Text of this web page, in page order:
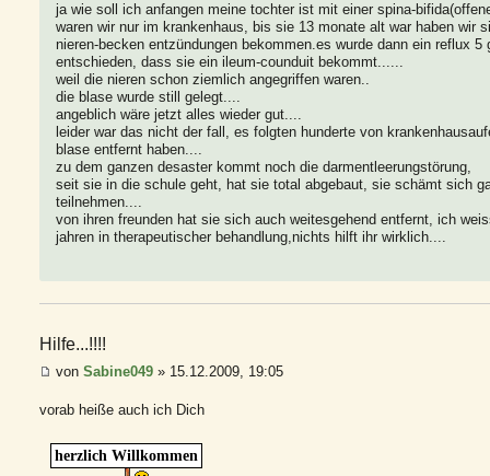
ja wie soll ich anfangen meine tochter ist mit einer spina-
waren wir nur im krankenhaus, bis sie 13 monate alt war haben wir
nieren-becken entzündungen bekommen.es wurde dann ein reflux
entschieden, dass sie ein ileum-counduit bekommt......
weil die nieren schon ziemlich angegriffen waren..
die blase wurde still gelegt....
angeblich wäre jetzt alles wieder gut....
leider war das nicht der fall, es folgten hunderte von
blase entfernt haben....
zu dem ganzen desaster kommt noch die darmentleerungstörung,
seit sie in die schule geht, hat sie total abgebaut, sie schämt sich
teilnehmen....
von ihren freunden hat sie sich auch weitesgehend entfernt, ich
jahren in therapeutischer behandlung,nichts hilft ihr wirklich....
Hilfe...!!!!
von Sabine049 » 15.12.2009, 19:05
vorab heiße auch ich Dich
herzlich Willkommen